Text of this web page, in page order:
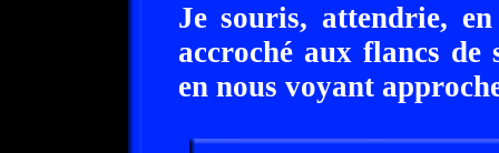
Je souris, attendrie,
accroché aux flancs
en nous voyant